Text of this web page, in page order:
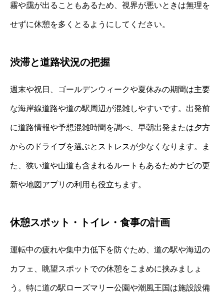
霧や靄が出ることもあるため、視界が悪いときは無理を
せずに休憩を多くとるようにしてください。
渋滞と道路状況の把握
週末や祝日、ゴールデンウィークや夏休みの期間は主要
な海岸線道路や道の駅周辺が混雑しやすいです。出発前
に道路情報や予想混雑時間を調べ、早朝出発または夕方
からのドライブを選ぶとストレスが少なくなります。ま
た、狭い道や山道も含まれるルートもあるためナビの更
新や地図アプリの利用も役立ちます。
休憩スポット・トイレ・食事の計画
運転中の疲れや集中力低下を防ぐため、道の駅や海辺の
カフェ、眺望スポットでの休憩をこまめに挟みましょ
う。特に道の駅ローズマリー公園や潮風王国は施設設備